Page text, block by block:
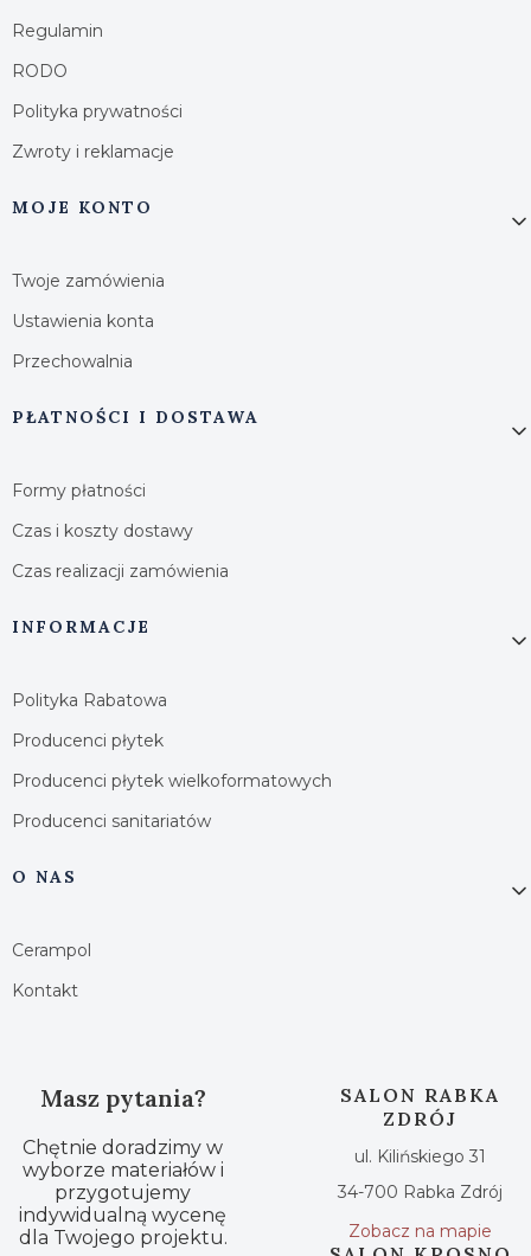
Regulamin
RODO
Polityka prywatności
Zwroty i reklamacje
MOJE KONTO
Twoje zamówienia
Ustawienia konta
Przechowalnia
PŁATNOŚCI I DOSTAWA
Formy płatności
Czas i koszty dostawy
Czas realizacji zamówienia
INFORMACJE
Polityka Rabatowa
Producenci płytek
Producenci płytek wielkoformatowych
Producenci sanitariatów
O NAS
Cerampol
Kontakt
Masz pytania?
Chętnie doradzimy w
wyborze materiałów i
przygotujemy
indywidualną wycenę
dla Twojego projektu.
SALON RABKA
ZDRÓJ
ul. Kilińskiego 31
34-700 Rabka Zdrój
Zobacz na mapie